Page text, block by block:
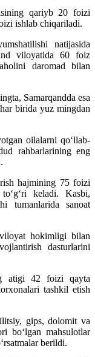
qariyb 20 foizi
ishlab chiqariladi.
natijasida
viloyatida 60 foiz
daromad bilan
Samarqandda esa
birida yuz mingdan
oilalarni qo‘llab-
rahbarlarining eng
hajmining 75 foizi
to‘g‘ri keladi. Kasbi,
tumanlarida sanoat
hokimligi bilan
dasturlarini
atigi 42 foizi qayta
tashkil etish
gips, dolomit va
bo‘lgan mahsulotlar
berildi.